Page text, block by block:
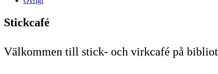
Stickcafé
Välkommen till stick- och virkcafé på